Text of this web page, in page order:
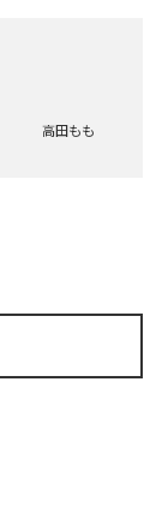
高田もも